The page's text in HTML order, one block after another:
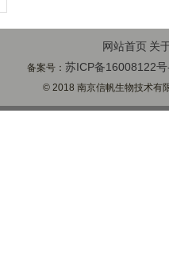
网站首页 关
备案号： 苏ICP备16008122
© 2018 南京信帆生物技术有